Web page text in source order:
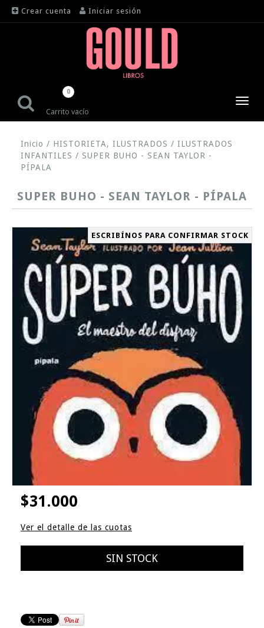
Crear cuenta Iniciar sesión
Carrito vacío
0
Inicio / HISTORIETA, ILUSTRADOS / ILUSTRADOS
INFANTILES / SUPER BUHO - SEAN TAYLOR -
PÍPALA
SUPER BUHO - SEAN TAYLOR - PÍPALA
ESCRIBÍNOS PARA CONFIRMAR STOCK
$31.000
Ver el detalle de las cuotas